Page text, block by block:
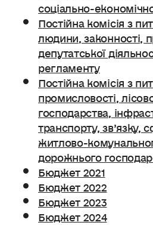
соціально-
Постійна комісія з
людини, законності,
депутатської
регламенту
Постійна комісія з
промисловості,
господарства,
транспорту, зв’язку,
житлово-
дорожнього
Бюджет 2021
Бюджет 2022
Бюджет 2023
Бюджет 2024